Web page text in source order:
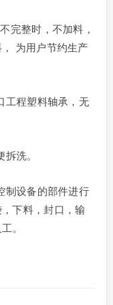
完整时，不加料，
为用户节约生产
工程塑料轴承，无
洗。
制设备的部件进行
下料，封口，输
。